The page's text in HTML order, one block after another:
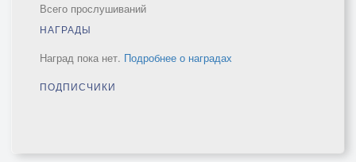
Всего прослушиваний
НАГРАДЫ
Наград пока нет. Подробнее о наградах
ПОДПИСЧИКИ